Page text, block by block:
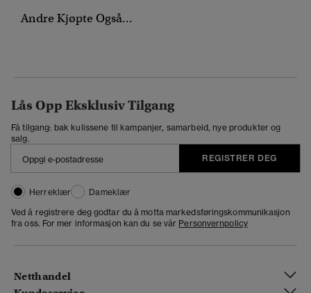
Andre Kjøpte Også...
Lås Opp Eksklusiv Tilgang
Få tilgang: bak kulissene til kampanjer, samarbeid, nye produkter og
salg.
REGISTRER DEG
Herreklær
Dameklær
Ved å registrere deg godtar du å motta markedsføringskommunikasjon
fra oss. For mer informasjon kan du se vår Personvernpolicy
Netthandel